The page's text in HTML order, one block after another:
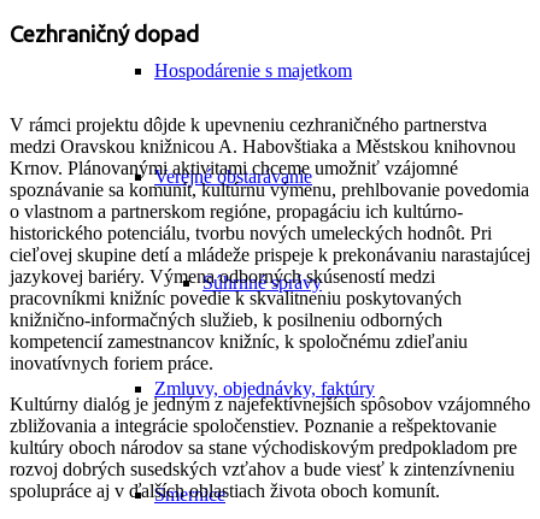
Hospodárenie s majetkom
Verejné obstarávanie
Súhrnné správy
Zmluvy, objednávky, faktúry
Smernice
Cezhraničný dopad
V rámci projektu dôjde k upevneniu cezhraničného partnerstva
medzi Oravskou knižnicou A. Habovštiaka a Městskou knihovnou
Krnov. Plánovanými aktivitami chceme umožniť vzájomné
spoznávanie sa komunít, kultúrnu výmenu, prehlbovanie povedomia
o vlastnom a partnerskom regióne, propagáciu ich kultúrno-
historického potenciálu, tvorbu nových umeleckých hodnôt. Pri
cieľovej skupine detí a mládeže prispeje k prekonávaniu narastajúcej
jazykovej bariéry. Výmena odborných skúseností medzi
pracovníkmi knižníc povedie k skvalitneniu poskytovaných
knižnično-informačných služieb, k posilneniu odborných
kompetencií zamestnancov knižníc, k spoločnému zdieľaniu
inovatívnych foriem práce.
Kultúrny dialóg je jedným z najefektívnejších spôsobov vzájomného
zbližovania a integrácie spoločenstiev. Poznanie a rešpektovanie
kultúry oboch národov sa stane východiskovým predpokladom pre
rozvoj dobrých susedských vzťahov a bude viesť k zintenzívneniu
spolupráce aj v ďalších oblastiach života oboch komunít.